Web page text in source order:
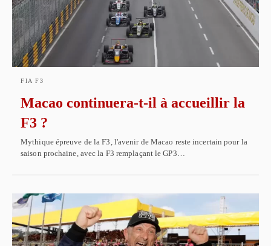
FIA F3
Macao continuera-t-il à accueillir la
F3 ?
Mythique épreuve de la F3, l'avenir de Macao reste incertain pour la
saison prochaine, avec la F3 remplaçant le GP3…